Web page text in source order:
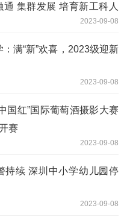
通 集群发展 培育新工科人
2023-09-08
：满“新”欢喜，2023级迎新
2023-09-08
国红”国际葡萄酒摄影大赛
赛
2023-09-08
持续 深圳中小学幼儿园停
2023-09-08